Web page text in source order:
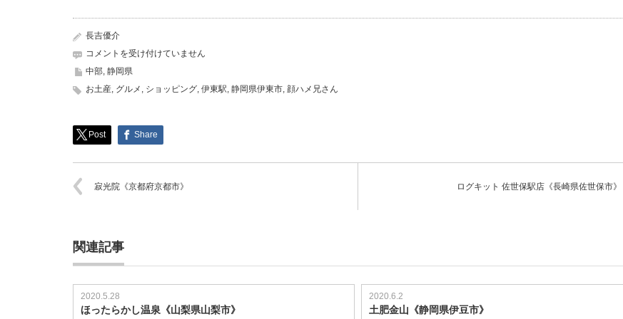
長吉優介
山
国
店
県
伊
東
コメントを受け付けていません
中部, 静岡県
お土産, グルメ , ショッピング, 伊東駅, 静岡県伊東市, 顔ハメ兄さん
Post Share
寂光院《京都府京都市》 ログキット 佐世保駅店《長崎県佐世保市》
関連記事
2020.5.28
ほったらかし温泉《山梨県山梨市》
2020.6.2
土肥金山《静岡県伊豆市》